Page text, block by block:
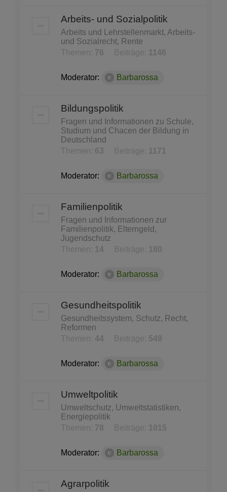
Arbeits- und Sozialpolitik
Arbeits und Lehrstellenmarkt, Arbeits-
und Sozialrecht, Rente
Themen: 76 Beiträge: 1146
Moderator: Barbarossa
Bildungspolitik
Fragen und Informationen zu Schule,
Studium und Chacen der Bildung in
Deutschland
Themen: 63 Beiträge: 1171
Moderator: Barbarossa
Familienpolitik
Fragen und Informationen zur
Familienpolitik, Elterngeld,
Jugendschutz
Themen:
14 Beiträge: 180
Moderator: Barbarossa
Gesundheitspolitik
Gesundheitssystem, Schutz, Recht,
Reformen
Themen: 44 Beiträge: 549
Moderator: Barbarossa
Umweltpolitik
Umweltschutz, Umweltstatistiken,
Energiepolitik
Themen: 78 Beiträge: 1015
Moderator: Barbarossa
Agrarpolitik